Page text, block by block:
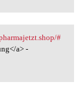
#
a> -